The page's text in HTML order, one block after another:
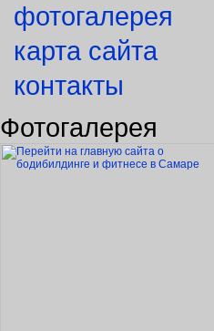
фотогалерея
карта сайта
контакты
Фотогалерея